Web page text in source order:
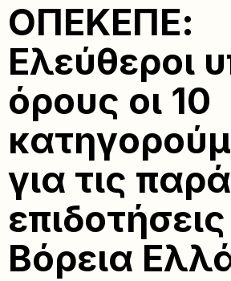
ΟΠΕΚΕΠΕ:
Ελεύθεροι
όρους οι 10
για τις
Βόρεια